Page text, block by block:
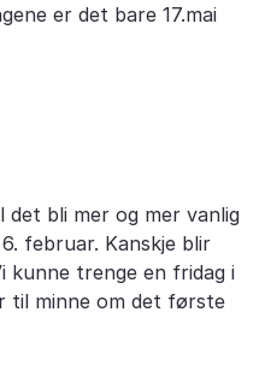
er det bare 17.mai
bli mer og mer vanlig
februar. Kanskje blir
kunne trenge en fridag i
til minne om det første